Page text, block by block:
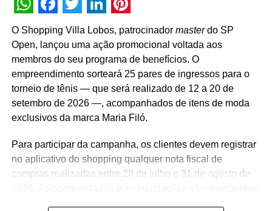
distribuição de R$ 10 mil toda semana e o sorteio final de
fosse muito mais do que um incentivo de compra. Ela
precisava reforçar os atributos da marca, gerar conversa e
manter o Café Evolutto presente na rotina das pessoas. A
combinação entre mecânica simples, premiações
atrativas, comunicação integrada e a chegada do Edu
Guedes nos permite manter a marca presente na rotina
do consumidor durante todo o período da campanha”,
Cooxupé.
WhatsApp
Facebook
Twitter
LinkedIn
Pinterest
O Shopping Villa Lobos, patrocinador masterdo SP
Open, lançou uma ação promocional voltada aos
membros do seu programa de benefícios. O
empreendimento sorteará 25 pares de ingressos para o
torneio de tênis — que será realizado de 12 a 20 de
setembro de 2026 —, acompanhados de itens de moda
exclusivos da marca Maria Filó.
Para participar da campanha, os clientes devem registrar
no aplicativo do shopping qualquer nota fiscal de
compras realizadas entre 28 de julho e 31 de agosto de